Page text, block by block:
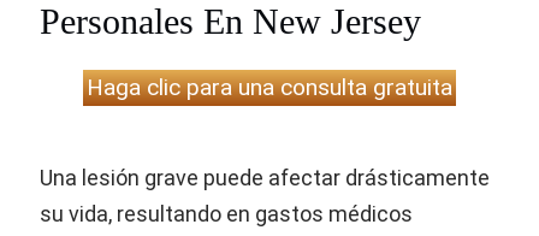
Personales En New Jersey
Haga clic para una consulta gratuita
Una lesión grave puede afectar drásticamente
su vida, resultando en gastos médicos